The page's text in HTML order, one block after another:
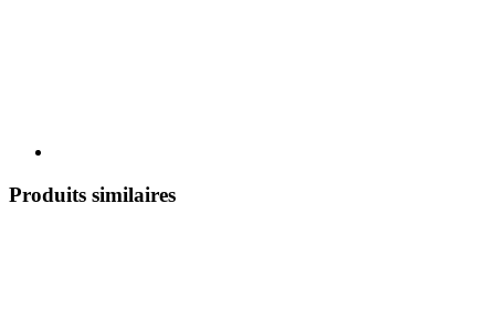
Produits similaires